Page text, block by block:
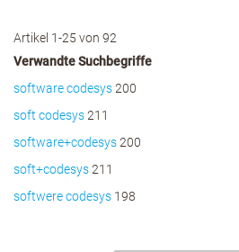
Artikel 1-25 von 92
Verwandte Suchbegriffe
software codesys200
soft codesys211
software+codesys200
soft+codesys211
softwere codesys 198